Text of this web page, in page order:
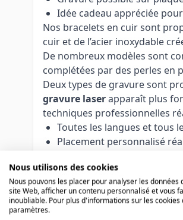
Idée cadeau appréciée
Nos bracelets en cuir sont
cuir et de l’acier inoxydable
De nombreux modèles sont
complétées par des perles en
Deux types de gravure sont
gravure laserapparaît plus
techniques professionnelles
Toutes les langues et tous
Placement personnalisé
Optimisation selon la
Logos, symboles et
Nos graveurs expérimentés
personnels transforment
Remarque :
Les articles
Nous utilisons des cookies
Nous pouvons les placer pour analyser les
site Web, afficher un contenu personnalisé et vous
inoubliable. Pour plus d'informations sur les cookies
paramètres.